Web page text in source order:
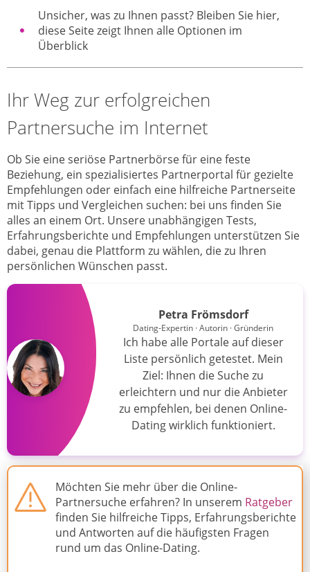
Unsicher, was zu Ihnen passt? Bleiben Sie hier,
diese Seite zeigt Ihnen alle Optionen im
Überblick
Ihr Weg zur erfolgreichen
Partnersuche im Internet
Ob Sie eine seriöse Partnerbörse für eine feste
Beziehung, ein spezialisiertes Partnerportal für gezielte
Empfehlungen oder einfach eine hilfreiche Partnerseite
mit Tipps und Vergleichen suchen: bei uns finden Sie
alles an einem Ort. Unsere unabhängigen Tests,
Erfahrungsberichte und Empfehlungen unterstützen Sie
dabei, genau die Plattform zu wählen, die zu Ihren
persönlichen Wünschen passt.
Petra Frömsdorf
Dating-Expertin · Autorin · Gründerin
Ich habe alle Portale auf dieser
Liste persönlich getestet. Mein
Ziel: Ihnen die Suche zu
erleichtern und nur die Anbieter
zu empfehlen, bei denen Online-
Dating wirklich funktioniert.
Möchten Sie mehr über die Online-
Partnersuche erfahren? In unserem Ratgeber
finden Sie hilfreiche Tipps, Erfahrungsberichte
und Antworten auf die häufigsten Fragen
rund um das Online-Dating.